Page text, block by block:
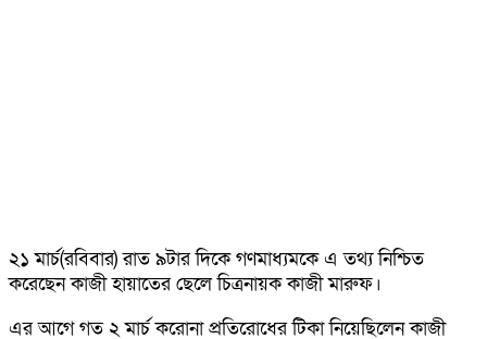
২১ মার্চ(রবিবার) রাত ৯টার দিকে গণমাধ্যমকে এ তথ্য নিশ্চিত
করেছেন কাজী হায়াতের ছেলে চিত্রনায়ক কাজী মারুফ।
এর আগে গত ২ মার্চ করোনা প্রতিরোধের টিকা নিয়েছিলেন কাজী